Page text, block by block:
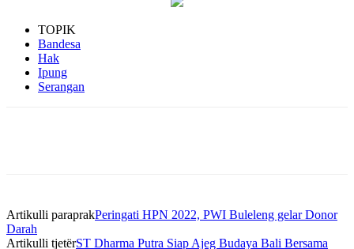
TOPIK
Bandesa
Hak
Ipung
Serangan
Artikulli paraprakPeringati HPN 2022, PWI Buleleng gelar Donor
Darah
Artikulli tjetërST Dharma Putra Siap Ajeg Budaya Bali Bersama